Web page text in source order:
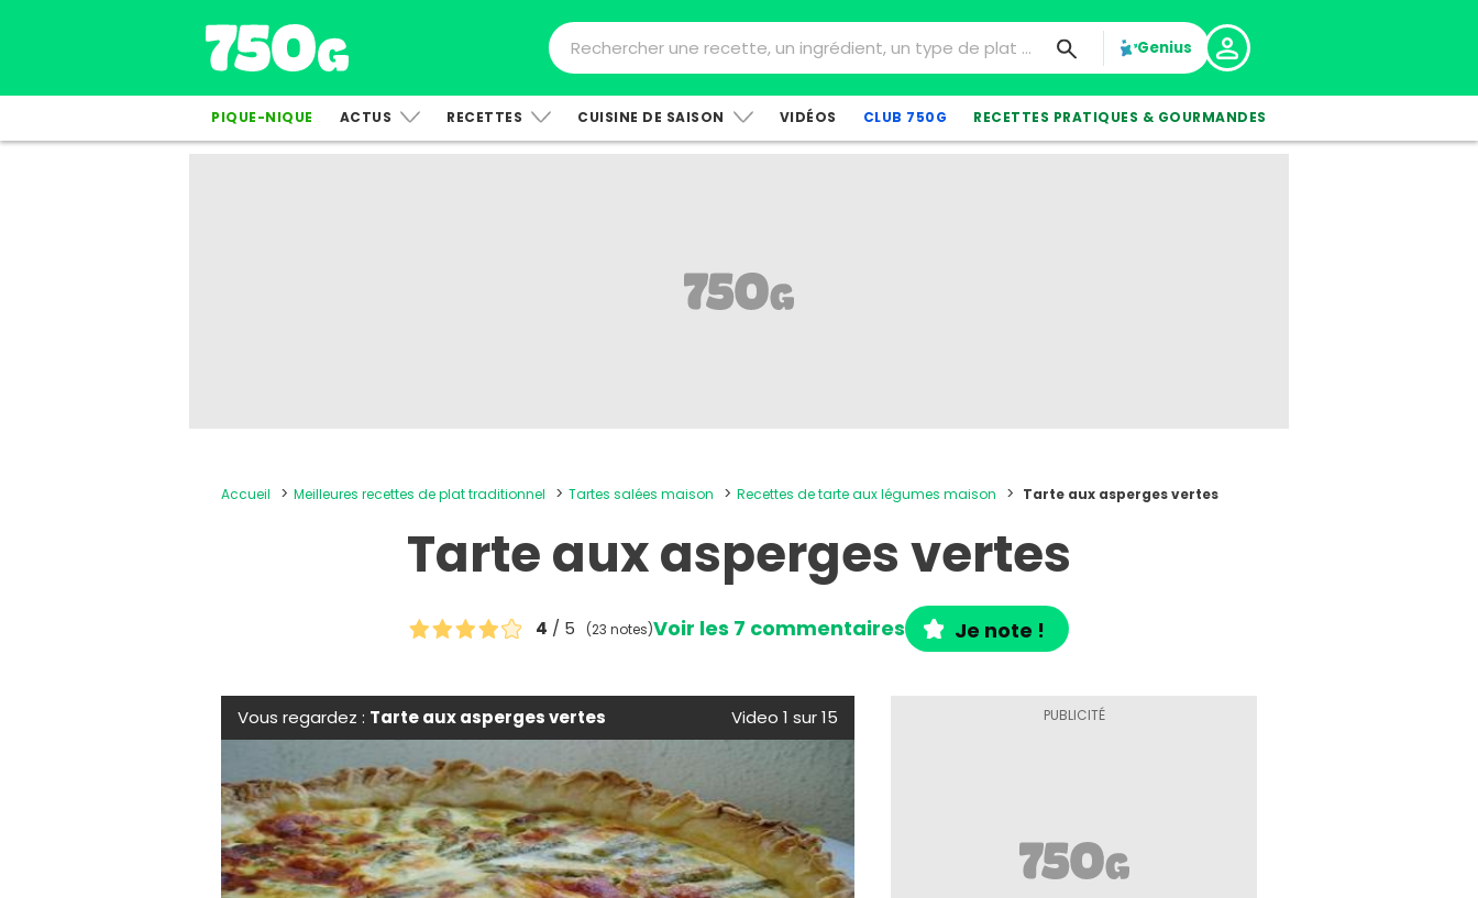
Genius
PIQUE-NIQUE ACTUS RECETTES CUISINE DE SAISON VIDÉOS CLUB 750G RECETTES PRATIQUES & GOURMANDES
Accueil Meilleures recettes de plat traditionnel Tartes salées maison Recettes de tarte aux légumes maison Tarte aux asperges vertes
Tarte aux asperges vertes
4 / 5 (23 notes)Voir les 7 commentaires Je note !
Vous regardez : Tarte aux asperges vertes Video 1 sur 15